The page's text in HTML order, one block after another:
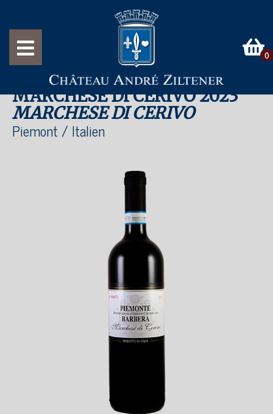
0
BARBERA PIEMONTE DOC
MARCHESE DI CERIVO 2023
MARCHESE DI CERIVO
Piemont / Italien